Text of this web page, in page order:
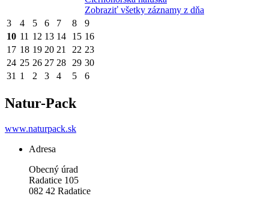
Zobraziť všetky záznamy z dňa
3
4 5 6 7 8
9
10 11 12 13 14 15 16
17 18 19 20 21 22 23
24 25 26 27 28 29 30
31 1 2 3 4 5 6
Natur-Pack
www.naturpack.sk
Adresa
Obecný úrad
Radatice 105
082 42 Radatice